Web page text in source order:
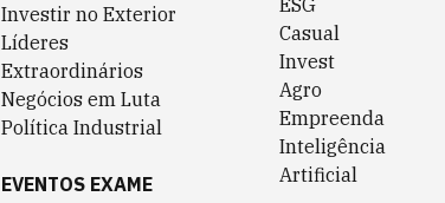
Investir no Exterior
Líderes
Extraordinários
Negócios em Luta
Política Industrial
EVENTOS EXAME
ESG
Casual
Invest
Agro
Empreenda
Inteligência
Artificial